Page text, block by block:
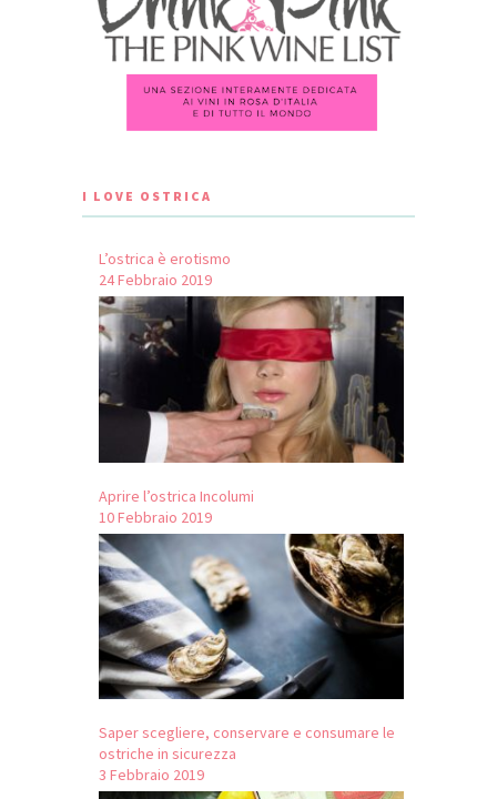
I LOVE OSTRICA
L’ostrica è erotismo
24 Febbraio 2019
Aprire l’ostrica Incolumi
10 Febbraio 2019
Saper scegliere, conservare e consumare le
ostriche in sicurezza
3 Febbraio 2019